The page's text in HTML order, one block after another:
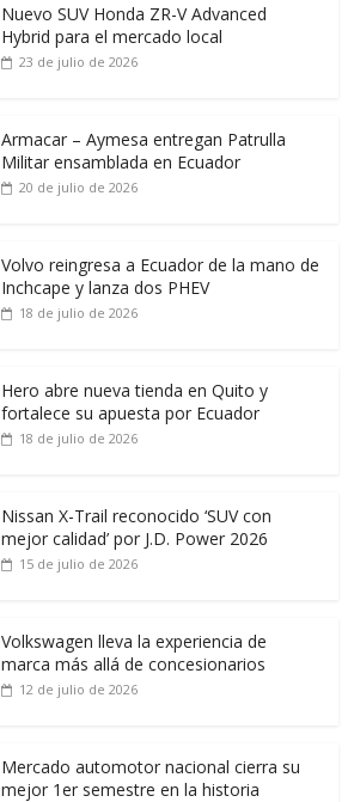
Nuevo SUV Honda ZR-V Advanced
Hybrid para el mercado local
23 de julio de 2026
Armacar – Aymesa entregan Patrulla
Militar ensamblada en Ecuador
20 de julio de 2026
Volvo reingresa a Ecuador de la mano de
Inchcape y lanza dos PHEV
18 de julio de 2026
Hero abre nueva tienda en Quito y
fortalece su apuesta por Ecuador
18 de julio de 2026
Nissan X-Trail reconocido ‘SUV con
mejor calidad’ por J.D. Power 2026
15 de julio de 2026
Volkswagen lleva la experiencia de
marca más allá de concesionarios
12 de julio de 2026
Mercado automotor nacional cierra su
mejor 1er semestre en la historia